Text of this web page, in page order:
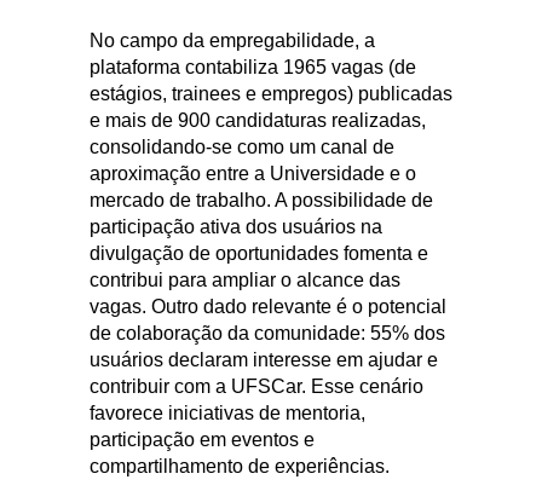
No campo da empregabilidade, a
plataforma contabiliza 1965 vagas (de
estágios, trainees e empregos) publicadas
e mais de 900 candidaturas realizadas,
consolidando-se como um canal de
aproximação entre a Universidade e o
mercado de trabalho. A possibilidade de
participação ativa dos usuários na
divulgação de oportunidades fomenta e
contribui para ampliar o alcance das
vagas. Outro dado relevante é o potencial
de colaboração da comunidade: 55% dos
usuários declaram interesse em ajudar e
contribuir com a UFSCar. Esse cenário
favorece iniciativas de mentoria,
participação em eventos e
compartilhamento de experiências.